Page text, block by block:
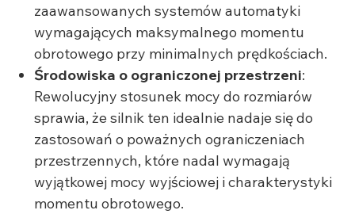
zaawansowanych systemów automatyki
wymagających maksymalnego momentu
obrotowego przy minimalnych prędkościach.
Środowiska o ograniczonej przestrzeni:
Rewolucyjny stosunek mocy do rozmiarów
sprawia, że silnik ten idealnie nadaje się do
zastosowań o poważnych ograniczeniach
przestrzennych, które nadal wymagają
wyjątkowej mocy wyjściowej i charakterystyki
momentu obrotowego.